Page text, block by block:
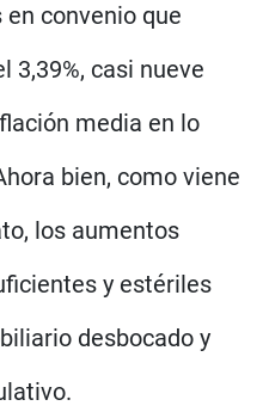
convenio que
3,39%, casi nueve
media en lo
bien, como viene
los aumentos
y estériles
desbocado y